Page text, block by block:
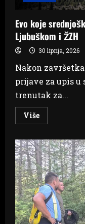
nepopunjene
Evo koje
Ljubuškom i ŽZH
30 lipnja, 2026
Nakon
prijave za upis u
trenutak za...
VišeRead
more
koje
smjerove
upisuju
mladi
u
Ljubuškom
i
ŽZH